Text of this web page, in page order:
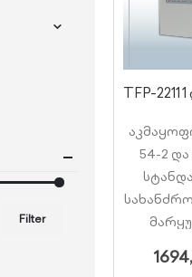
54-2 და
Filter